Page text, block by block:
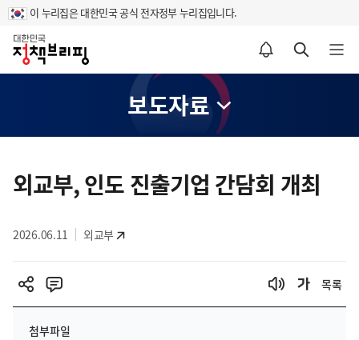
이 누리집은 대한민국 공식 전자정부 누리집입니다.
홈
알림설정 바로가기 검색 바로가기 메뉴 열기
보도자료
텐
츠
역
외교부, 인도 진출기업 간담회 개최
2026.06.11 외교부
목록
첨부파일